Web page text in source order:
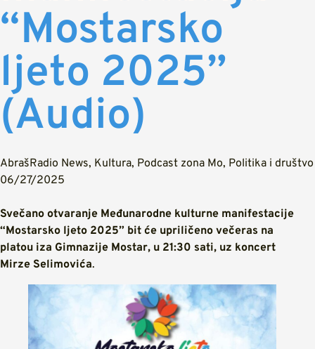
“Mostarsko
ljeto 2025”
(Audio)
AbrašRadio News, Kultura, Podcast zona Mo, Politika i društvo
06/27/2025
Svečano otvaranje Međunarodne kulturne manifestacije
“Mostarsko ljeto 2025” bit će upriličeno večeras na
platou iza Gimnazije Mostar, u 21:30 sati, uz koncert
Mirze Selimovića.